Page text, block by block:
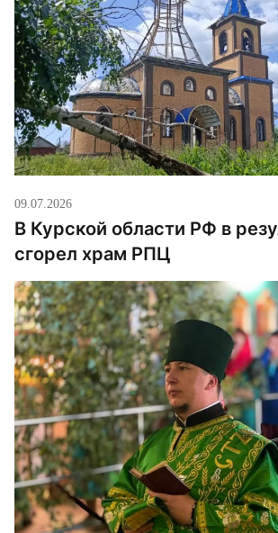
09.07.2026
В Курской области РФ в
сгорел храм РПЦ